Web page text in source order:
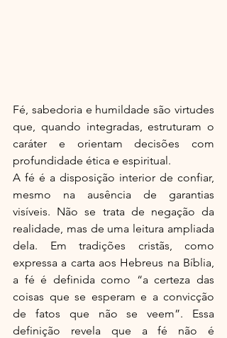
Fé, sabedoria e humildade são virtudes
que, quando integradas, estruturam o
caráter e orientam decisões com
profundidade ética e espiritual.
A fé é a disposição interior de confiar,
mesmo na ausência de garantias
visíveis. Não se trata de negação da
realidade, mas de uma leitura ampliada
dela. Em tradições cristãs, como
expressa a carta aos Hebreus na Bíblia,
a fé é definida como “a certeza das
coisas que se esperam e a convicção
de fatos que não se veem”. Essa
definição revela que a fé não é